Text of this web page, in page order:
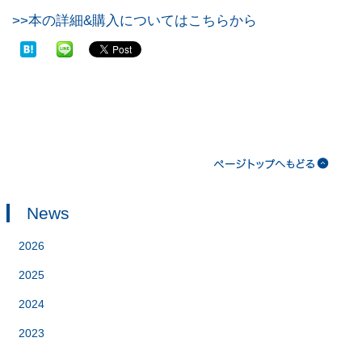
>>本の詳細&購入についてはこちらから
News
2026
2025
2024
2023